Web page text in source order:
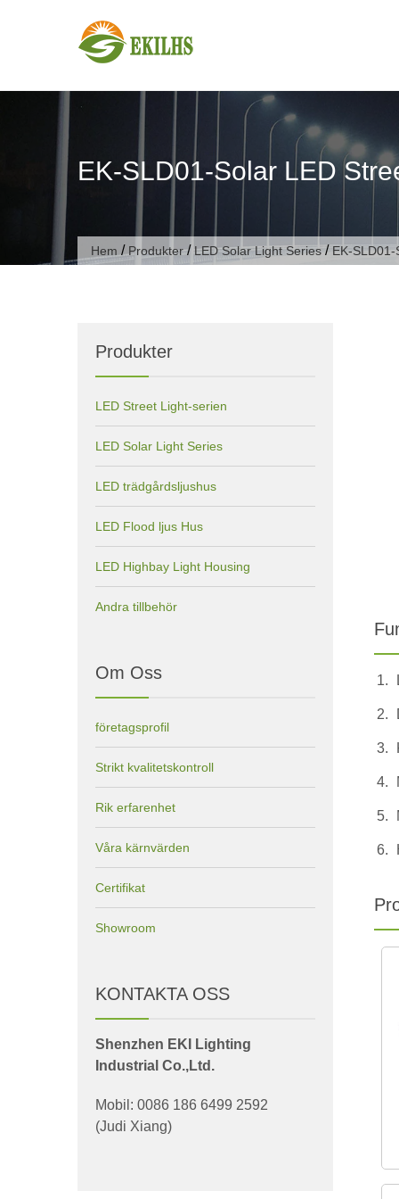
EK-SLD01-Solar LED
Hem /Produkter/LED Solar Light Series / EK-
Produkter
LED Street Light-serien
LED Solar Light Series
LED trädgårdsljushus
LED Flood ljus Hus
LED Highbay Light Housing
Andra tillbehör
Om Oss
företagsprofil
Strikt kvalitetskontroll
Rik erfarenhet
Våra kärnvärden
Certifikat
Showroom
KONTAKTA OSS
Shenzhen EKI Lighting
Industrial Co.,Ltd.
Mobil: 0086 186 6499 2592
(Judi Xiang)